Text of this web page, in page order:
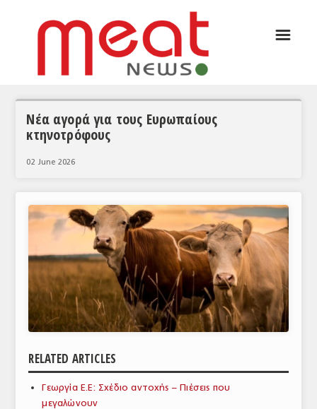
ΣΥΝΕΝΤΕΥΞΕΙΣ
ΘΕΜΑΤΑ
ΚΟΣΜΟΣ
ΕΙΔΗΣΕΙΣ
ΕΥΡΩΠΑΪΚΕΣ ΑΠΟΦΑΣΕΙΣ
ΘΕΜΑΤΑ
ΕΜΠΟΡΙΚΟΣ ΚΑΤΑΛΟΓΟΣ
ΠΑΡΑΓΩΓΗ & ΕΜΠΟΡΙΑ
☰
Νέα αγορά για τους Ευρωπαίους
κτηνοτρόφους
02 June 2026
RELATED ARTICLES
Γεωργία Ε.Ε: Σχέδιο αντοχής – Πιέσεις που
μεγαλώνουν